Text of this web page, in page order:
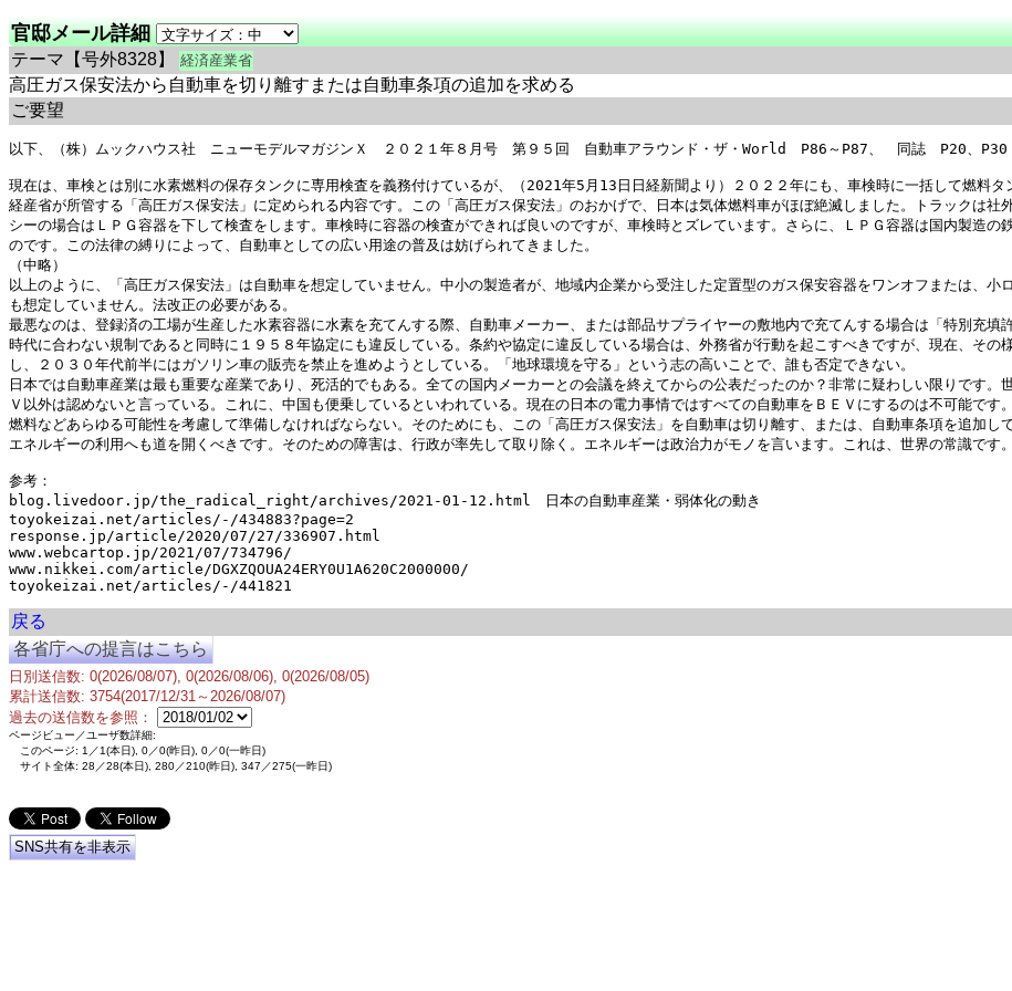
官邸メール詳細
テーマ 【号外8328】 経済産業省
高圧ガス保安法から自動車を切り離すまたは自動車条項の追加を求める
ご要望
以下、（株）ムックハウス社　ニューモデルマガジンＸ　２０２１年８月号　第９５回　自動車アラウンド・ザ・World　P86～P87、　同誌　P20、P30
現在は、車検とは別に水素燃料の保存タンクに専用検査を義務付けているが、（2021年5月13日日経新聞より）２０２２年にも、車検時に一括して燃料タ
経産省が所管する「高圧ガス保安法」に定められる内容です。この「高圧ガス保安法」のおかげで、日本は気体燃料車がほぼ絶滅しました。トラックは
シーの場合はＬＰＧ容器を下して検査をします。車検時に容器の検査ができれば良いのですが、車検時とズレています。さらに、ＬＰＧ容器は国内製造
のです。この法律の縛りによって、自動車としての広い用途の普及は妨げられてきました。
（中略）
以上のように、「高圧ガス保安法」は自動車を想定していません。中小の製造者が、地域内企業から受注した定置型のガス保安容器をワンオフまたは、
も想定していません。法改正の必要がある。
最悪なのは、登録済の工場が生産した水素容器に水素を充てんする際、自動車メーカー、または部品サプライヤーの敷地内で充てんする場合は「特別充
時代に合わない規制であると同時に１９５８年協定にも違反している。条約や協定に違反している場合は、外務省が行動を起こすべきですが、現在、そ
し、２０３０年代前半にはガソリン車の販売を禁止を進めようとしている。「地球環境を守る」という志の高いことで、誰も否定できない。
日本では自動車産業は最も重要な産業であり、死活的でもある。全ての国内メーカーとの会議を終えてからの公表だったのか？非常に疑わしい限りです
Ｖ以外は認めないと言っている。これに、中国も便乗しているといわれている。現在の日本の電力事情ではすべての自動車をＢＥＶにするのは不可能で
燃料などあらゆる可能性を考慮して準備しなければならない。そのためにも、この「高圧ガス保安法」を自動車は切り離す、または、自動車条項を追加
エネルギーの利用へも道を開くべきです。そのための障害は、行政が率先して取り除く。エネルギーは政治力がモノを言います。これは、世界の常識です。
参考：
blog.livedoor.jp/the_radical_right/archives/2021-01-12.html　日本の自動車産業・弱体化の動き
toyokeizai.net/articles/-/434883?page=2
response.jp/article/2020/07/27/336907.html
www.webcartop.jp/2021/07/734796/
www.nikkei.com/article/DGXZQOUA24ERY0U1A620C2000000/
戻る
各省庁への提言はこちら
日別送信数: 0(2026/08/07), 0(2026/08/06), 0(2026/08/05)
累計送信数: 3754(2017/12/31～2026/08/07)
過去の送信数を参照：
ページビュー／ユーザ数詳細:
このページ: 1／1(本日), 0／0(昨日), 0／0(一昨日)
サイト全体: 28／28(本日), 280／210(昨日), 347／275(一昨日)